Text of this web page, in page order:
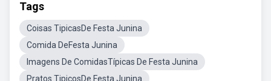
Tags
Coisas TipicasDe Festa Junina
Comida DeFesta Junina
Imagens De ComidasTípicas De Festa Junina
Pratos TipicosDe Festa Junina